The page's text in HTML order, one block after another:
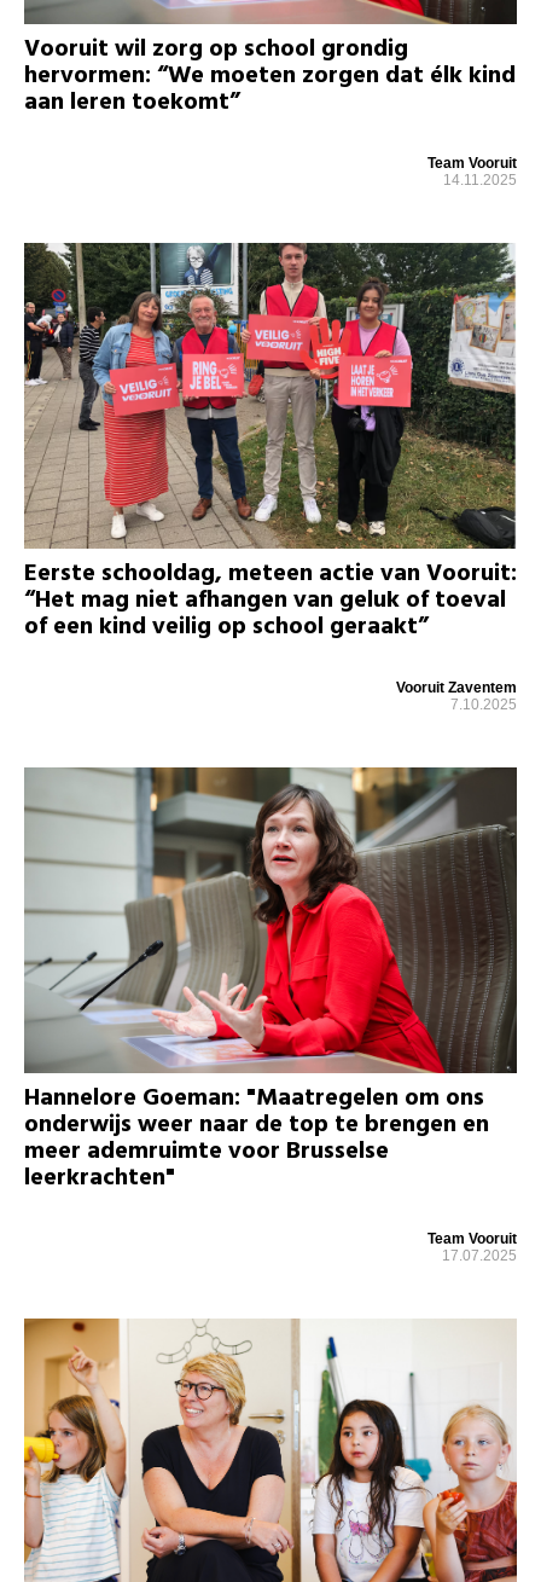
Vooruit wil zorg op school grondig
hervormen: “We moeten zorgen dat élk kind
aan leren toekomt”
Team Vooruit
14.11.2025
Eerste schooldag, meteen actie van Vooruit:
“Het mag niet afhangen van geluk of toeval
of een kind veilig op school geraakt”
Vooruit Zaventem
7.10.2025
Hannelore Goeman: "Maatregelen om ons
onderwijs weer naar de top te brengen en
meer ademruimte voor Brusselse
leerkrachten"
Team Vooruit
17.07.2025